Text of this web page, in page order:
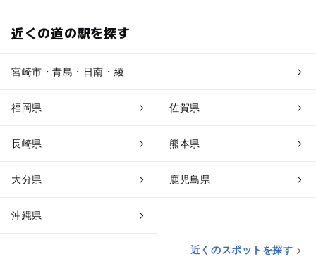
近くの道の駅を探す
宮崎市・青島・日南・綾
福岡県 佐賀県
長崎県 熊本県
大分県 鹿児島県
沖縄県
近くのスポットを探す